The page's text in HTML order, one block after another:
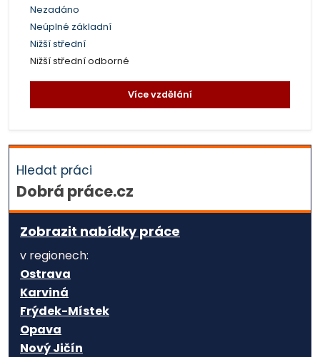
Nezadáno
Neúplné základní
Nižší střední
Nižší střední odborné
Více vzdělání
Hledat práci
Dobrá práce.cz
Zobrazit nabídky práce
v regionech:
Ostrava
Karviná
Frýdek-Místek
Opava
Nový Jičín